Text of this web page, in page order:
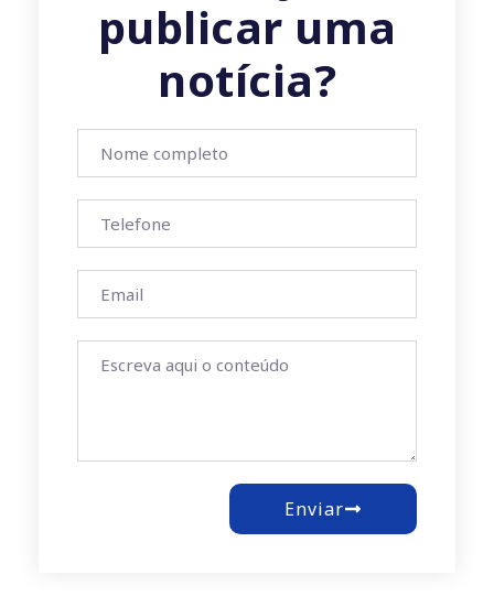
publicar uma
notícia?
Enviar